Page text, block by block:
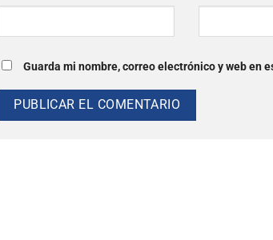
Guarda mi nombre, correo electrónico y web en